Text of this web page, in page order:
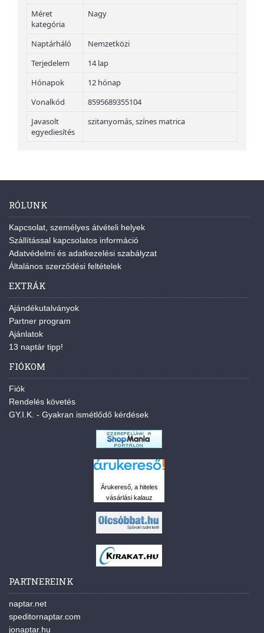
Méret
kategória
Nagy
Naptárháló
Nemzetközi
Terjedelem
14 lap
Hónapok
12 hónap
Vonalkód
8595689355104
Javasolt
egyediesítés
szitanyomás, színes matrica
RÓLUNK
Kapcsolat, személyes átvételi helyek
Szállítással kapcsolatos információ
Adatvédelmi és adatkezelési szabályzat
Általános szerződési feltételek
EXTRÁK
Ajándékutalványok
Partner program
Ajánlatok
13 naptár tipp!
FIÓKOM
Fiók
Rendelés követés
GY.I.K. - Gyakran ismétlődő kérdések
Árukereső, a hiteles
vásárlási kalauz
PARTNEREINK
naptar.net
speditornaptar.com
jonaptar.hu